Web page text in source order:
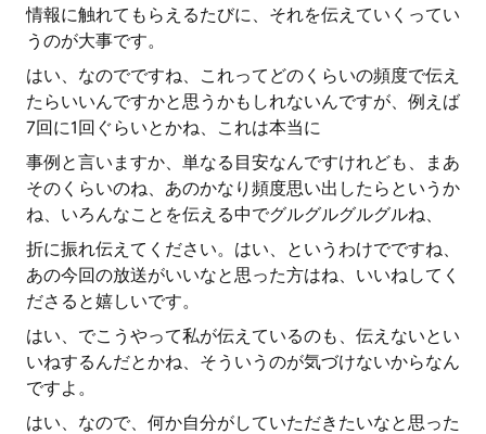
情報に触れてもらえるたびに、それを伝えていくってい
うのが大事です。
はい、なのでですね、これってどのくらいの頻度で伝え
たらいいんですかと思うかもしれないんですが、例えば
7回に1回ぐらいとかね、これは本当に
事例と言いますか、単なる目安なんですけれども、まあ
そのくらいのね、あのかなり頻度思い出したらというか
ね、いろんなことを伝える中でグルグルグルグルね、
折に振れ伝えてください。はい、というわけでですね、
あの今回の放送がいいなと思った方はね、いいねしてく
ださると嬉しいです。
はい、でこうやって私が伝えているのも、伝えないとい
いねするんだとかね、そういうのが気づけないからなん
ですよ。
はい、なので、何か自分がしていただきたいなと思った